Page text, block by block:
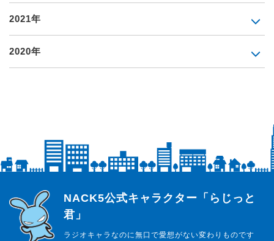
2021年
2020年
らじっと君
NACK5公式キャラクター「らじっと
君」
ラジオキャラなのに無口で愛想がない変わりものです